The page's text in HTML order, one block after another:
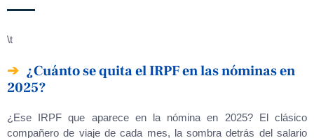
\t
¿Cuánto se quita el IRPF en las nóminas en
2025?
¿Ese IRPF que aparece en la nómina en 2025? El clásico
compañero de viaje de cada mes, la sombra detrás del salario